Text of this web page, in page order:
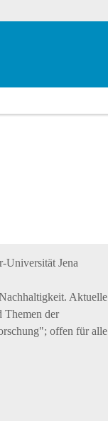
Universität Jena
Aktuelle
Themen der
offen für alle